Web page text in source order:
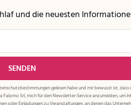
und die neuesten
gelesen habe und mir bewusst ist,
Srl, mich für den Newsletter-Service anzumelden, um